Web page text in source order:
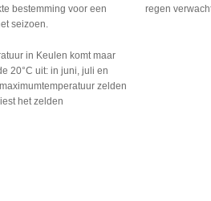
bestemming voor een
seizoen.
in Keulen komt maar
20°C uit: in juni, juli en
zelden
het zelden
regen